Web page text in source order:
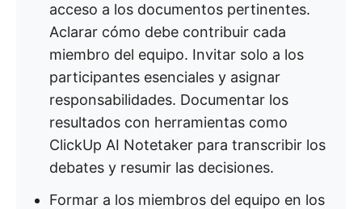
acceso a los documentos pertinentes.
Aclarar cómo debe contribuir cada
miembro del equipo. Invitar solo a los
participantes esenciales y asignar
responsabilidades. Documentar los
resultados con herramientas como
ClickUp AI Notetaker para transcribir los
debates y resumir las decisiones.
Formar a los miembros del equipo en los